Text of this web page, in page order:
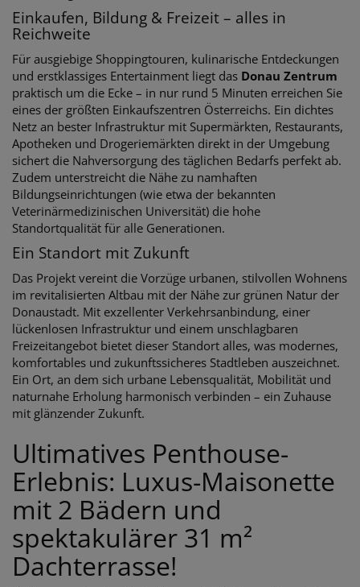
Einkaufen, Bildung & Freizeit – alles in
Reichweite
Für ausgiebige Shoppingtouren, kulinarische Entdeckungen
und erstklassiges Entertainment liegt das Donau Zentrum
praktisch um die Ecke – in nur rund 5 Minuten erreichen Sie
eines der größten Einkaufszentren Österreichs. Ein dichtes
Netz an bester Infrastruktur mit Supermärkten, Restaurants,
Apotheken und Drogeriemärkten direkt in der Umgebung
sichert die Nahversorgung des täglichen Bedarfs perfekt ab.
Zudem unterstreicht die Nähe zu namhaften
Bildungseinrichtungen (wie etwa der bekannten
Veterinärmedizinischen Universität) die hohe
Standortqualität für alle Generationen.
Ein Standort mit Zukunft
Das Projekt vereint die Vorzüge urbanen, stilvollen Wohnens
im revitalisierten Altbau mit der Nähe zur grünen Natur der
Donaustadt. Mit exzellenter Verkehrsanbindung, einer
lückenlosen Infrastruktur und einem unschlagbaren
Freizeitangebot bietet dieser Standort alles, was modernes,
komfortables und zukunftssicheres Stadtleben auszeichnet.
Ein Ort, an dem sich urbane Lebensqualität, Mobilität und
naturnahe Erholung harmonisch verbinden – ein Zuhause
mit glänzender Zukunft.
Ultimatives Penthouse-
Erlebnis: Luxus-Maisonette
mit 2 Bädern und
spektakulärer 31 m²
Dachterrasse!